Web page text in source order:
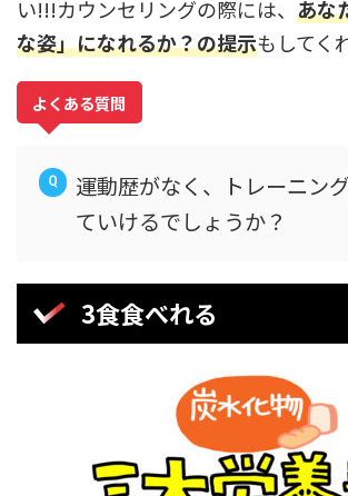
い!!!カウンセリングの際には、 あな
な姿」になれるか？の提示もしてく
よくある質問
運動歴がなく、トレーニン
ていけるでしょうか？
3食食べれる